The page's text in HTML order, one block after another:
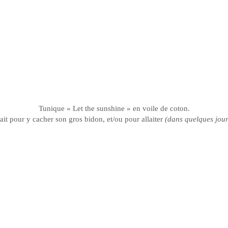
Tunique « Let the sunshine » en voile de coton.
pour y cacher son gros bidon, et/ou pour allaiter (dans quelques